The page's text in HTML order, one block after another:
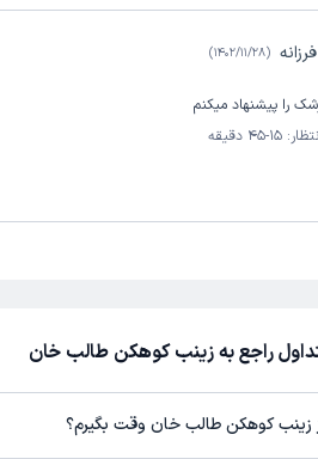
فرزانه (
1402/11/28
)
را پیشنهاد میکنم
15-45 دقیقه
راجع به زینب کوهکن طالب خان
زینب کوهکن طالب خان وقت بگیرم؟